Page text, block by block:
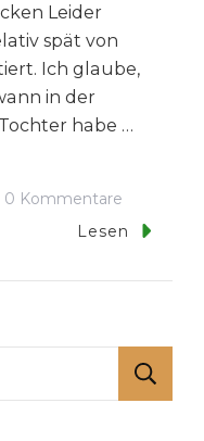
Leider
spät von
Ich glaube,
in der
habe …
0 Kommentare
Wie
Können
Lesen